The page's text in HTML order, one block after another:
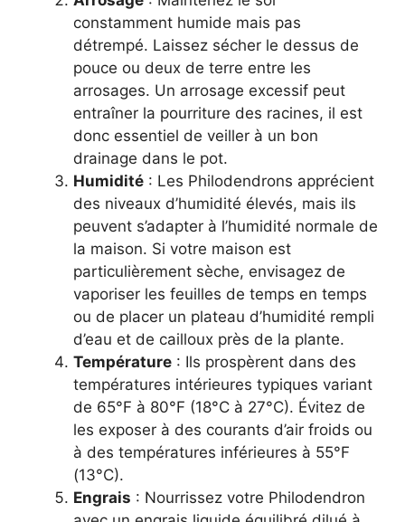
constamment humide mais pas
détrempé. Laissez sécher le dessus de
pouce ou deux de terre entre les
arrosages. Un arrosage excessif peut
entraîner la pourriture des racines, il est
donc essentiel de veiller à un bon
drainage dans le pot.
Humidité : Les Philodendrons apprécient
des niveaux d’humidité élevés, mais ils
peuvent s’adapter à l’humidité normale de
la maison. Si votre maison est
particulièrement sèche, envisagez de
vaporiser les feuilles de temps en temps
ou de placer un plateau d’humidité rempli
d’eau et de cailloux près de la plante.
Température : Ils prospèrent dans des
températures intérieures typiques variant
de 65°F à 80°F (18°C à 27°C). Évitez de
les exposer à des courants d’air froids ou
à des températures inférieures à 55°F
(13°C).
Engrais : Nourrissez votre Philodendron